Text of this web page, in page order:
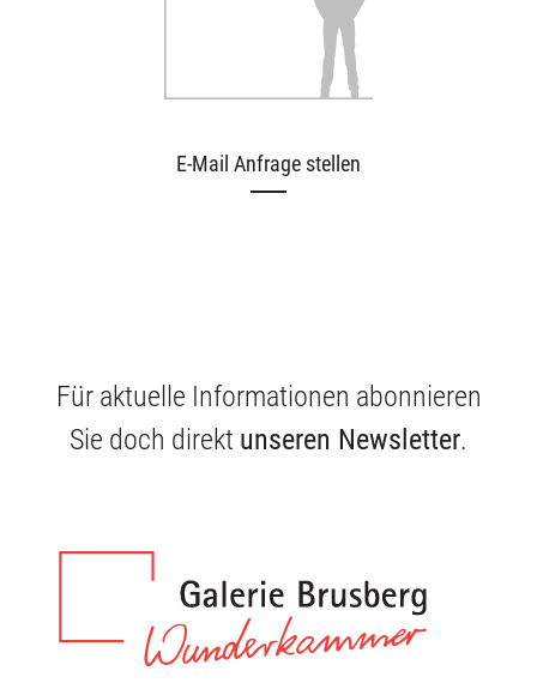
Ausstellungen
Unsere Angebote
Publikationen
E-Mail Anfrage stellen
Für aktuelle Informationen abonnieren
Sie doch direkt unseren Newsletter.